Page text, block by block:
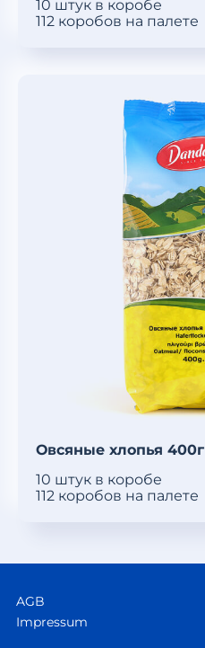
10 штук в коробе
112 коробов на палете
Овсяные хлопья 400г
10 штук в коробе
112 коробов на палете
AGB
Impressum